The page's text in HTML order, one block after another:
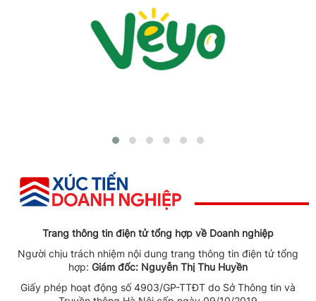
Trang thông tin điện tử tổng hợp về Doanh nghiệp
Người chịu trách nhiệm nội dung trang thông tin điện tử tổng
hợp: Giám đốc: Nguyễn Thị Thu Huyền
Giấy phép hoạt động số 4903/GP-TTĐT do Sở Thông tin và